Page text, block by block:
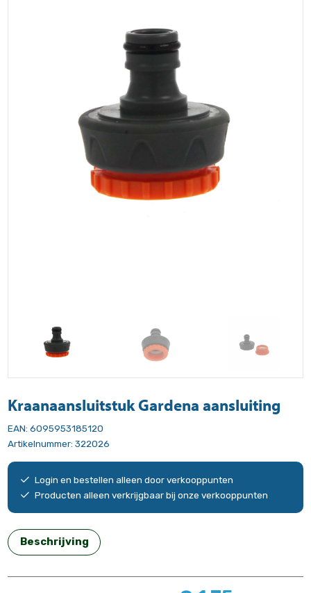
Kraanaansluitstuk Gardena aansluiting
EAN:6095953185120
Artikelnummer:322026
Login en bestellen alleen door verkooppunten
Producten alleen verkrijgbaar bij onze verkooppunten
Beschrijving